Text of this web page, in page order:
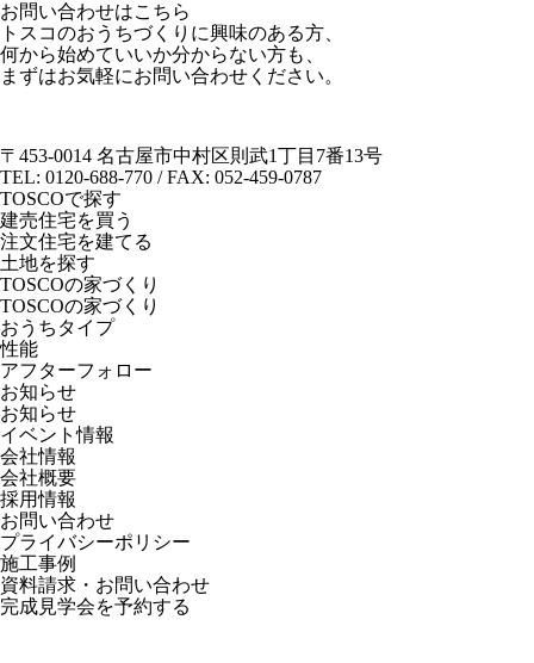
お問い合わせはこちら
トスコのおうちづくりに興味のある方、
何から始めていいか分からない方も、
まずはお気軽にお問い合わせください。
〒453-0014 名古屋市中村区則武1丁目7番13号
TEL: 0120-688-770 / FAX: 052-459-0787
TOSCOで探す
建売住宅を買う
注文住宅を建てる
土地を探す
TOSCOの家づくり
TOSCOの家づくり
おうちタイプ
性能
アフターフォロー
お知らせ
お知らせ
イベント情報
会社情報
会社概要
採用情報
お問い合わせ
プライバシーポリシー
施工事例
資料請求・お問い合わせ
完成見学会を予約する